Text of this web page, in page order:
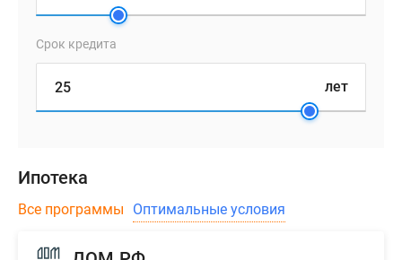
Срок кредита
лет
Ипотека
Все программы Оптимальные условия